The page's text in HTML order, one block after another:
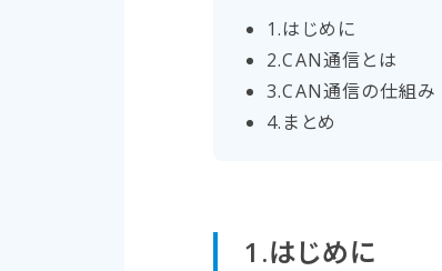
1.​はじめに
2.CAN通信とは
3.CAN通信の​仕組み
4.まとめ
1.​はじめに